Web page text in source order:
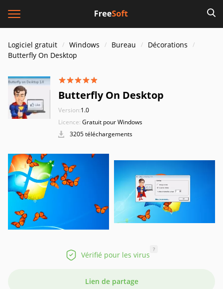
Logiciel gratuit Windows Bureau
Décorations
Butterfly On Desktop
Butterfly On Desktop
Version:1.0
Licence: Gratuit pour Windows
3205 téléchargements
Vérifié pour les virus
?
Lien de partage